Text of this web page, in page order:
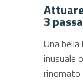
3
Una
inusuale